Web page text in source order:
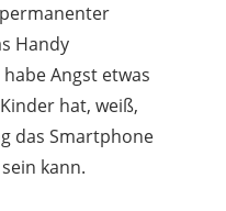
Handy
habe Angst etwas
hat, weiß,
das Smartphone
kann.